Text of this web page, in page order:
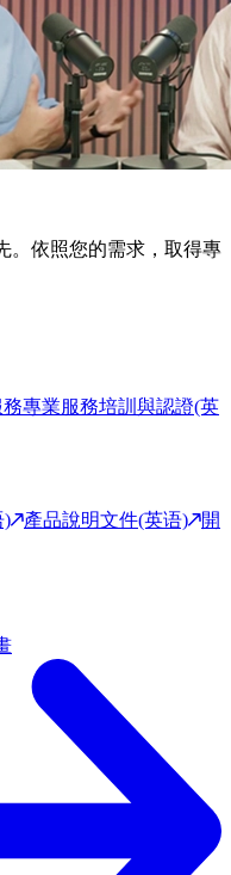
。依照您的需求，取得專
務專業服務培訓與認證(英
) 產品說明文件(英语)
開